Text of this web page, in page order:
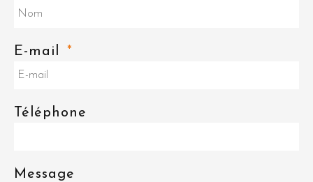
E-mail
Téléphone
Message